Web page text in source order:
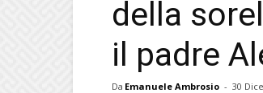
della
il padre
Da Emanuele Ambrosio - 30